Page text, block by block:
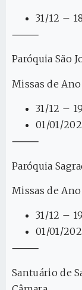
31/12 –
⸻
Paróquia São
Missas de
31/12 –
01/01/
⸻
Paróquia
Missas de
31/12 –
01/01/
⸻
Santuário de